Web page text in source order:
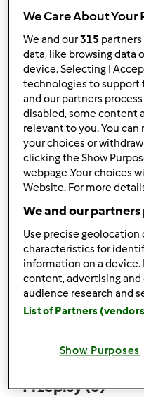
Obserwuj Block
ewkien
Który model
Thermomix ® TM 5
Komentarze
Przepisy(0)
We Care About Your
We and our315 partners
data, like browsing data
device. Selecting I
technologies to support
and our partners
disabled, some content
relevant to you. You
your choices or
clicking the Show
webpage .Your choices
Website. For more
We and our
Use precise
characteristics for
information on a device.
content, advertising
audience research and
List of Partners
Show Purposes